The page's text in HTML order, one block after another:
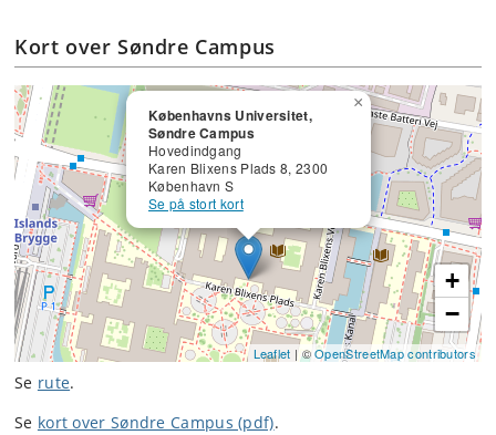
Kort over Søndre Campus
Københavns Universitet,
Søndre Campus
Hovedindgang
Karen Blixens Plads 8, 2300
København S
Se på stort kort
×
+
−
Leaflet | ©OpenStreetMap contributors
Se rute.
Se kort over Søndre Campus (pdf).